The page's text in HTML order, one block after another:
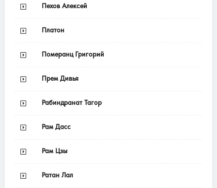
Пехов Алексей
Платон
Померанц Григорий
Прем Дивья
Рабиндранат Тагор
Рам Дасс
Рам Цзы
Ратан Лал